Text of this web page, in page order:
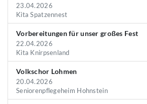
23.04.2026
Kita Spatzennest
Vorbereitungen für unser großes Fest
22.04.2026
Kita Knirpsenland
Volkschor Lohmen
20.04.2026
Seniorenpflegeheim Hohnstein